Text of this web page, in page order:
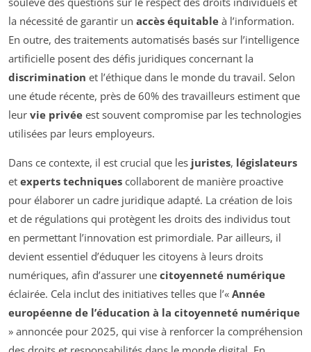
la nécessité de garantir un accès équitable à l’information.
En outre, des traitements automatisés basés sur l’intelligence
artificielle posent des défis juridiques concernant la
discrimination et l’éthique dans le monde du travail. Selon
une étude récente, près de 60% des travailleurs estiment que
leur vie privée est souvent compromise par les technologies
utilisées par leurs employeurs.
Dans ce contexte, il est crucial que les juristes, législateurs
et experts techniques collaborent de manière proactive
pour élaborer un cadre juridique adapté. La création de lois
et de régulations qui protègent les droits des individus tout
en permettant l’innovation est primordiale. Par ailleurs, il
devient essentiel d’éduquer les citoyens à leurs droits
numériques, afin d’assurer une citoyenneté numérique
éclairée. Cela inclut des initiatives telles que l’« Année
européenne de l’éducation à la citoyenneté numérique
» annoncée pour 2025, qui vise à renforcer la compréhension